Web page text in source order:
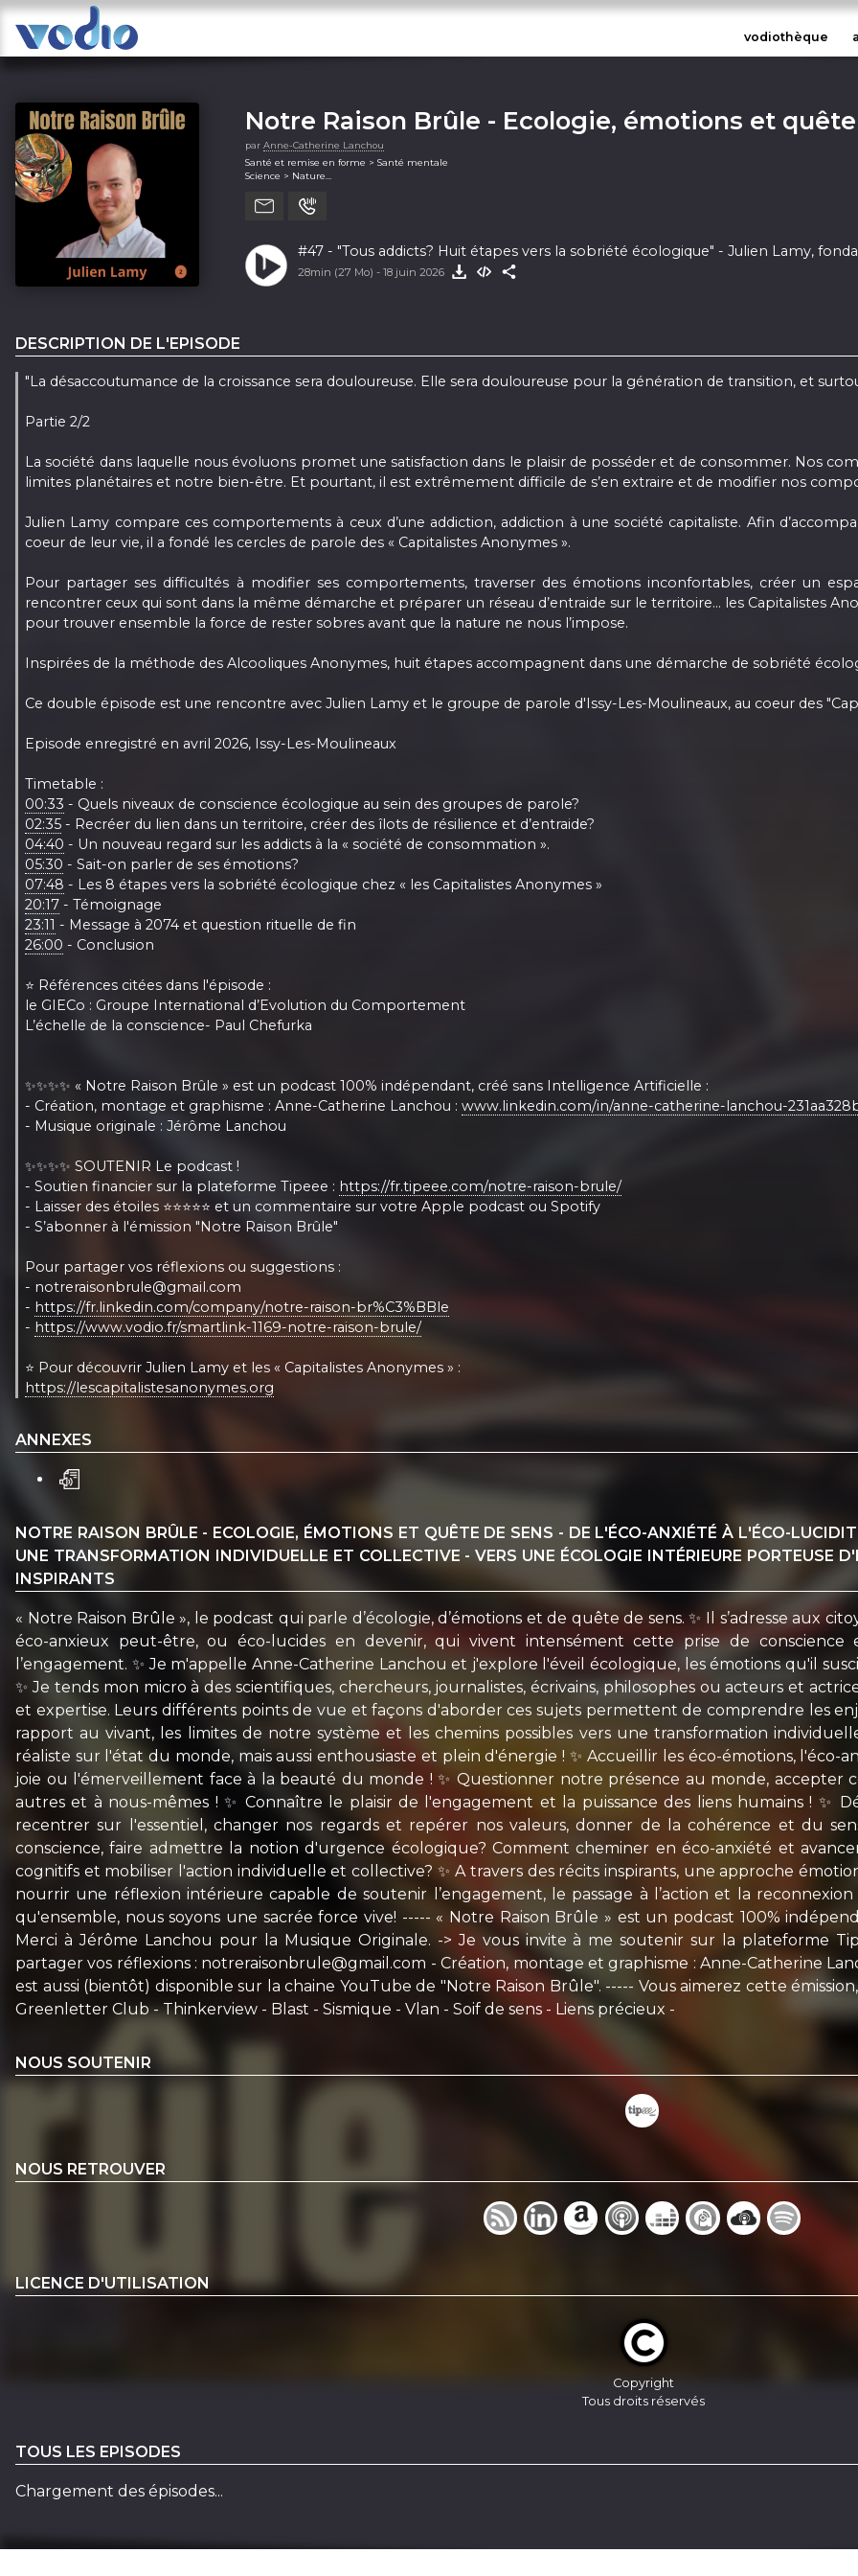
vodiothèque
Notre Raison Brûle - Ecologie, émotions et
l'éco-lucidité, traverser les émotions
individuelle et collective - Vers une écologie
par Anne-Catherine Lanchou
Santé et remise en forme > Santé mentale
Science > Nature
#47 - "Tous addicts? Huit étapes vers la sobriété écologique" - Julien Lamy,
28min (27 Mo) - 18 juin 2026
DESCRIPTION DE L'EPISODE
"La désaccoutumance de la croissance sera douloureuse. Elle sera douloureuse pour la génération de transition, et
Partie 2/2
La société dans laquelle nous évoluons promet une satisfaction dans le plaisir de posséder et de consommer. Nos
limites planétaires et notre bien-être. Et pourtant, il est extrêmement difficile de s’en extraire et de modifier nos
Julien Lamy compare ces comportements à ceux d’une addiction, addiction à une société capitaliste. Afin
coeur de leur vie, il a fondé les cercles de parole des « Capitalistes Anonymes ».
Pour partager ses difficultés à modifier ses comportements, traverser des émotions inconfortables, créer un
rencontrer ceux qui sont dans la même démarche et préparer un réseau d’entraide sur le territoire... les Capitalistes
pour trouver ensemble la force de rester sobres avant que la nature ne nous l’impose.
Inspirées de la méthode des Alcooliques Anonymes, huit étapes accompagnent dans une démarche de sobriété
Ce double épisode est une rencontre avec Julien Lamy et le groupe de parole d'Issy-Les-Moulineaux, au coeur des
Episode enregistré en avril 2026, Issy-Les-Moulineaux
Timetable :
00:33 - Quels niveaux de conscience écologique au sein des groupes de parole?
02:35 - Recréer du lien dans un territoire, créer des îlots de résilience et d’entraide?
04:40 - Un nouveau regard sur les addicts à la « société de consommation ».
05:30 - Sait-on parler de ses émotions?
07:48 - Les 8 étapes vers la sobriété écologique chez « les Capitalistes Anonymes »
20:17 - Témoignage
23:11 - Message à 2074 et question rituelle de fin
26:00 - Conclusion
⭐️ Références citées dans l'épisode :
le GIECo : Groupe International d’Evolution du Comportement
L’échelle de la conscience- Paul Chefurka
✨✨✨✨ « Notre Raison Brûle » est un podcast 100% indépendant, créé sans Intelligence Artificielle :
- Création, montage et graphisme : Anne-Catherine Lanchou :www.linkedin.com/in/anne-catherine-lanchou-
- Musique originale : Jérôme Lanchou
✨✨✨✨ SOUTENIR Le podcast !
- Soutien financier sur la plateforme Tipeee : https://fr.tipeee.com/notre-raison-brule/
- Laisser des étoiles ⭐️⭐️⭐️⭐️⭐️ et un commentaire sur votre Apple podcast ou Spotify
- S’abonner à l'émission "Notre Raison Brûle"
Pour partager vos réflexions ou suggestions :
- notreraisonbrule@gmail.com
- https://fr.linkedin.com/company/notre-raison-br%C3%BBle
- https://www.vodio.fr/smartlink-1169-notre-raison-brule/
⭐️ Pour découvrir Julien Lamy et les « Capitalistes Anonymes » :
https://lescapitalistesanonymes.org
ANNEXES
NOTRE RAISON BRÛLE - ECOLOGIE, ÉMOTIONS ET QUÊTE DE SENS - DE L'ÉCO-ANXIÉTÉ À L'ÉCO-
UNE TRANSFORMATION INDIVIDUELLE ET COLLECTIVE - VERS UNE ÉCOLOGIE INTÉRIEURE PORTEUSE
INSPIRANTS
« Notre Raison Brûle », le podcast qui parle d’écologie, d’émotions et de quête de sens. ✨ Il s’adresse aux
éco-anxieux peut-être, ou éco-lucides en devenir, qui vivent intensément cette prise de
l’engagement. ✨ Je m'appelle Anne-Catherine Lanchou et j'explore l'éveil écologique, les émotions qu'il
✨ Je tends mon micro à des scientifiques, chercheurs, journalistes, écrivains, philosophes ou acteurs et
et expertise. Leurs différents points de vue et façons d'aborder ces sujets permettent de comprendre les
rapport au vivant, les limites de notre système et les chemins possibles vers une transformation
réaliste sur l'état du monde, mais aussi enthousiaste et plein d'énergie ! ✨ Accueillir les éco-émotions, l'éco-
joie ou l'émerveillement face à la beauté du monde ! ✨ Questionner notre présence au monde, accepter
autres et à nous-mêmes ! ✨ Connaître le plaisir de l'engagement et la puissance des liens humains ! ✨
recentrer sur l'essentiel, changer nos regards et repérer nos valeurs, donner de la cohérence et du
conscience, faire admettre la notion d'urgence écologique? Comment cheminer en éco-anxiété et
cognitifs et mobiliser l'action individuelle et collective? ✨ A travers des récits inspirants, une approche
nourrir une réflexion intérieure capable de soutenir l’engagement, le passage à l’action et la
qu'ensemble, nous soyons une sacrée force vive! ----- « Notre Raison Brûle » est un podcast 100%
Merci à Jérôme Lanchou pour la Musique Originale. -> Je vous invite à me soutenir sur la plateforme
partager vos réflexions : notreraisonbrule@gmail.com - Création, montage et graphisme : Anne-Catherine
est aussi (bientôt) disponible sur la chaine YouTube de "Notre Raison Brûle". ----- Vous aimerez cette
Greenletter Club - Thinkerview - Blast - Sismique - Vlan - Soif de sens - Liens précieux -
NOUS SOUTENIR
NOUS RETROUVER
LICENCE D'UTILISATION
Copyright
Tous droits réservés
TOUS LES EPISODES
Chargement des épisodes...